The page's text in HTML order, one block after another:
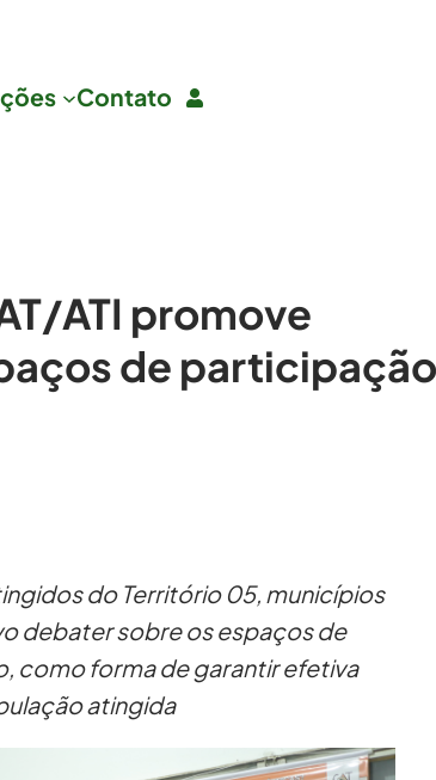
Contato
ATI promove
de
do Território 05, municípios
debater sobre os espaços de
como forma de garantir efetiva
atingida